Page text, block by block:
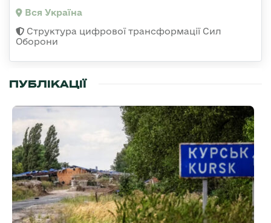
Вся Україна
Структура цифрової трансформації Сил
Оборони
ПУБЛІКАЦІЇ